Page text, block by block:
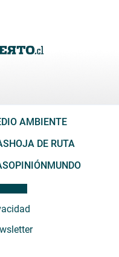
AMBIENTE
HOJA DE RUTA
OPINIÓNMUNDO